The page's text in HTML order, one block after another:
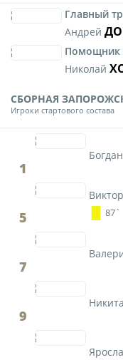
Главный
Андрей
Помощник
Николай
СБОРНАЯ
Игроки стартового состава
1
Богдан
5
Виктор
87`
7
9
Никита